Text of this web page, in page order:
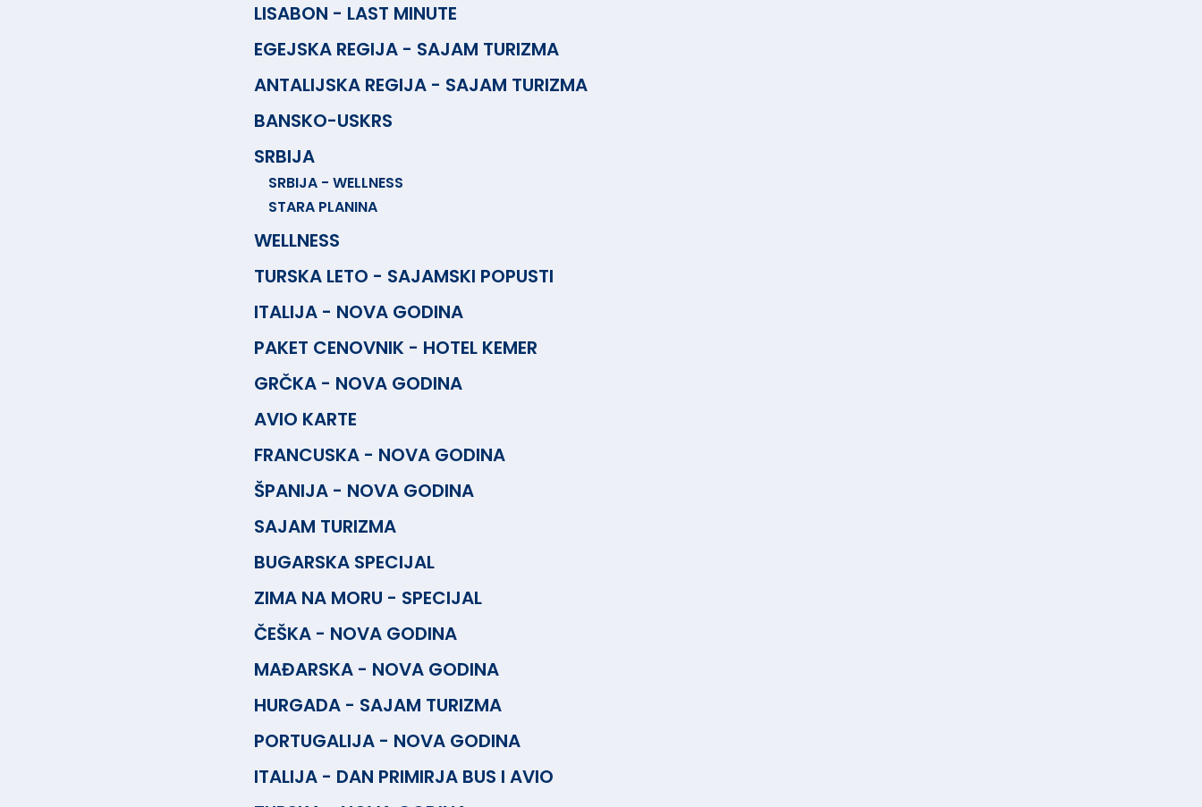
LISABON - LAST MINUTE
EGEJSKA REGIJA - SAJAM TURIZMA
ANTALIJSKA REGIJA - SAJAM TURIZMA
BANSKO-USKRS
SRBIJA
SRBIJA - WELLNESS
STARA PLANINA
WELLNESS
TURSKA LETO - SAJAMSKI POPUSTI
ITALIJA - NOVA GODINA
PAKET CENOVNIK - HOTEL KEMER
GRČKA - NOVA GODINA
AVIO KARTE
FRANCUSKA - NOVA GODINA
ŠPANIJA - NOVA GODINA
SAJAM TURIZMA
BUGARSKA SPECIJAL
ZIMA NA MORU - SPECIJAL
ČEŠKA - NOVA GODINA
MAĐARSKA - NOVA GODINA
HURGADA - SAJAM TURIZMA
PORTUGALIJA - NOVA GODINA
ITALIJA - DAN PRIMIRJA BUS I AVIO